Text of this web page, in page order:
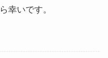
幸いです。